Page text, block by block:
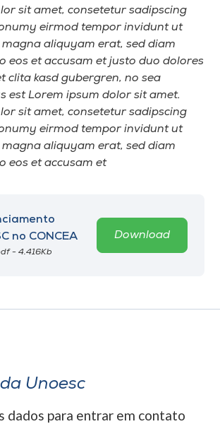
sit amet, consetetur sadipscing
eirmod tempor invidunt ut
aliquyam erat, sed diam
eos et accusam et justo duo dolores
clita kasd gubergren, no sea
est Lorem ipsum dolor sit amet.
sit amet, consetetur sadipscing
eirmod tempor invidunt ut
aliquyam erat, sed diam
eos et accusam et
no CONCEA
- 4.416Kb
Download
Unoesc
dados para entrar em contato